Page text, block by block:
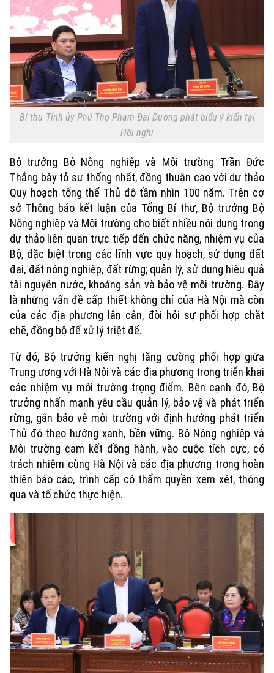
Theo dõi Hà Nội On
Bí thư Tỉnh ủy Phú Thọ Phạm Đại Dương phát biểu ý kiến tại
Hội nghị
Bộ trưởng Bộ Nông nghiệp và Môi trường Trần Đức
Thắng bày tỏ sự thống nhất, đồng thuận cao với dự thảo
Quy hoạch tổng thể Thủ đô tầm nhìn 100 năm. Trên cơ
sở Thông báo kết luận của Tổng Bí thư, Bộ trưởng Bộ
Nông nghiệp và Môi trường cho biết nhiều nội dung trong
dự thảo liên quan trực tiếp đến chức năng, nhiệm vụ của
Bộ, đặc biệt trong các lĩnh vực quy hoạch, sử dụng đất
đai, đất nông nghiệp, đất rừng; quản lý, sử dụng hiệu quả
tài nguyên nước, khoáng sản và bảo vệ môi trường. Đây
là những vấn đề cấp thiết không chỉ của Hà Nội mà còn
của các địa phương lân cận, đòi hỏi sự phối hợp chặt
chẽ, đồng bộ để xử lý triệt để.
Từ đó, Bộ trưởng kiến nghị tăng cường phối hợp giữa
Trung ương với Hà Nội và các địa phương trong triển khai
các nhiệm vụ môi trường trọng điểm. Bên cạnh đó, Bộ
trưởng nhấn mạnh yêu cầu quản lý, bảo vệ và phát triển
rừng, gắn bảo vệ môi trường với định hướng phát triển
Thủ đô theo hướng xanh, bền vững. Bộ Nông nghiệp và
Môi trường cam kết đồng hành, vào cuộc tích cực, có
trách nhiệm cùng Hà Nội và các địa phương trong hoàn
thiện báo cáo, trình cấp có thẩm quyền xem xét, thông
qua và tổ chức thực hiện.